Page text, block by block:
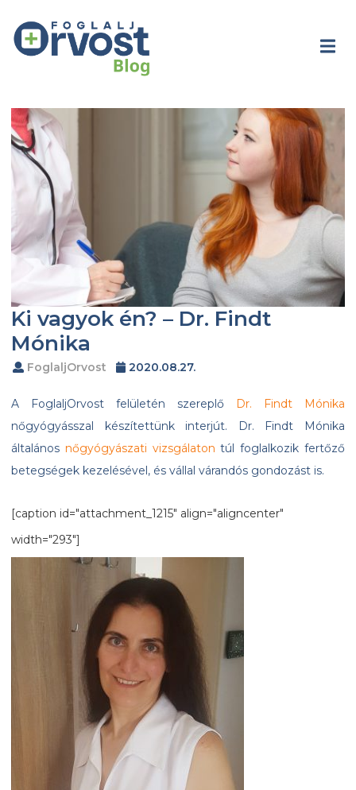
Ki vagyok én? – Dr. Findt
Mónika
FoglaljOrvost 2020.08.27.
A FoglaljOrvost felületén szereplő
Dr. Findt Mónika
nőgyógyásszal készítettünk interjút. Dr. Findt Mónika
általános nőgyógyászati vizsgálaton túl foglalkozik fertőző
betegségek kezelésével, és vállal várandós gondozást is.
[caption id="attachment_1215" align="aligncenter"
width="293"]